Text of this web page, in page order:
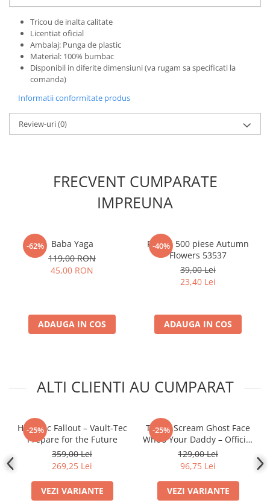
Dragon Ball
Pokemon
One Piece
Lord of The Rings
Naruto Shippuden
Sailor Moon
Harry Potter
Star Trek
Stranger Things
KPop Demon Hunters
Accesorii Clasice
Book Nooks
Trading Card Games
Yu Gi Oh
Accesorii TCG
Digimon Card Game
Cardfight!! Vanguard
Flesh and Blood
Tricou de inalta calitate
Licentiat oficial
Ambalaj: Punga de plastic
Material: 100% bumbac
Disponibil in diferite dimensiuni (va rugam sa specificati la
comanda)
Informatii conformitate produs
Review-uri(0)
FRECVENT CUMPARATE
IMPREUNA
-62%
Baba Yaga
119,00 RON
45,00 RON
ADAUGA IN COS
-40%
Puzzle 500 piese Autumn
Flowers 53537
39,00 Lei
23,40 Lei
ADAUGA IN COS
ALTI CLIENTI AU CUMPARAT
-25%
Hanorac Fallout – Vault-Tec
Prepare for the Future
359,00 Lei
269,25 Lei
VEZI VARIANTE
-25%
Tricou Scream Ghost Face
Who’s Your Daddy – Official
Licensed
129,00 Lei
96,75 Lei
VEZI VARIANTE